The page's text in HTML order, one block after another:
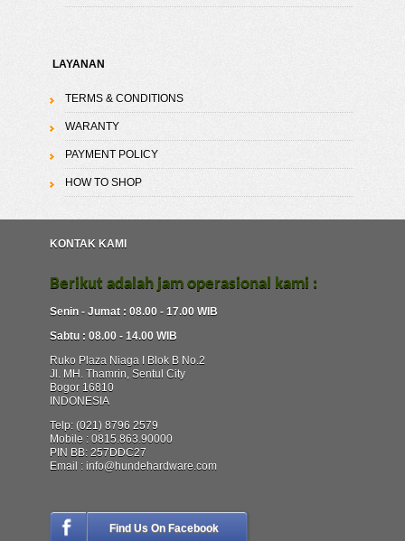
LAYANAN
TERMS & CONDITIONS
WARANTY
PAYMENT POLICY
HOW TO SHOP
KONTAK KAMI
Berikut adalah jam operasional kami :
Senin - Jumat : 08.00 - 17.00 WIB
Sabtu : 08.00 - 14.00 WIB
Ruko Plaza Niaga I Blok B No.2
Jl. MH. Thamrin, Sentul City
Bogor 16810
INDONESIA
Telp: (021) 8796 2579
Mobile : 0815.863.90000
PIN BB: 257DDC27
Email : info@hundehardware.com
Find Us On Facebook